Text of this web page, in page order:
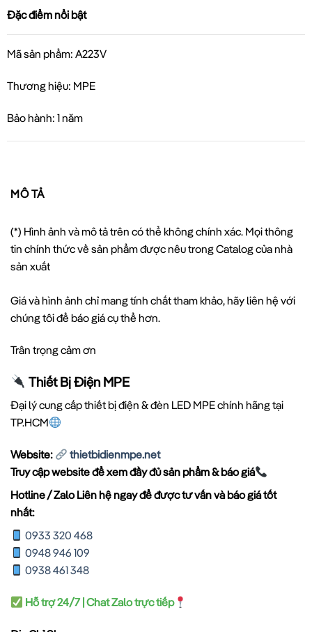
Đặc điểm nổi bật
Mã sản phẩm: A223V
Thương hiệu: MPE
Bảo hành: 1 năm
MÔ TẢ
(*) Hình ảnh và mô tả trên có thể không chính xác. Mọi thông
tin chính thức về sản phẩm được nêu trong Catalog của nhà
sản xuất
Giá và hình ảnh chỉ mang tính chất tham khảo, hãy liên hệ với
chúng tôi để báo giá cụ thể hơn.
Trân trọng cảm ơn
Thiết Bị Điện MPE
Đại lý cung cấp thiết bị điện & đèn LED MPE chính hãng tại
TP.HCM
Website:
thietbidienmpe.net
Truy cập website để xem đầy đủ sản phẩm & báo giá
Hotline / Zalo Liên hệ ngay để được tư vấn và báo giá tốt
nhất:
0933 320 468
0948 946 109
0938 461 348
Hỗ trợ 24/7 | Chat Zalo trực tiếp